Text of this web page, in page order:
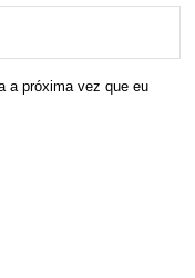
a próxima vez que eu